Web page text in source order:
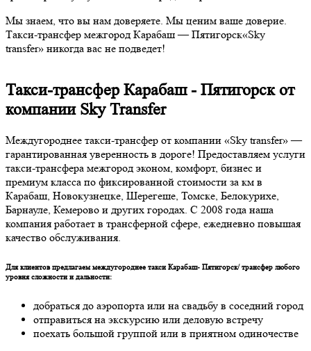
Мы знаем, что вы нам доверяете. Мы ценим ваше доверие.
Такси-трансфер межгород Карабаш — Пятигорск«Sky
transfer» никогда вас не подведет!
Такси-трансфер Карабаш - Пятигорск от
компании Sky Transfer
Междугороднее такси-трансфер от компании «Sky transfer» —
гарантированная уверенность в дороге! Предоставляем услуги
такси-трансфера межгород эконом, комфорт, бизнес и
премиум класса по фиксированной стоимости за км в
Карабаш, Новокузнецке, Шерегеше, Томске, Белокурихе,
Барнауле, Кемерово и других городах. С 2008 года наша
компания работает в трансферной сфере, ежедневно повышая
качество обслуживания.
Для клиентов предлагаем междугороднее такси Карабаш- Пятигорск/ трансфер любого
уровня сложности и дальности:
добраться до аэропорта или на свадьбу в соседний город
отправиться на экскурсию или деловую встречу
поехать большой группой или в приятном одиночестве